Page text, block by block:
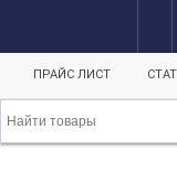
ПРАЙС ЛИСТ